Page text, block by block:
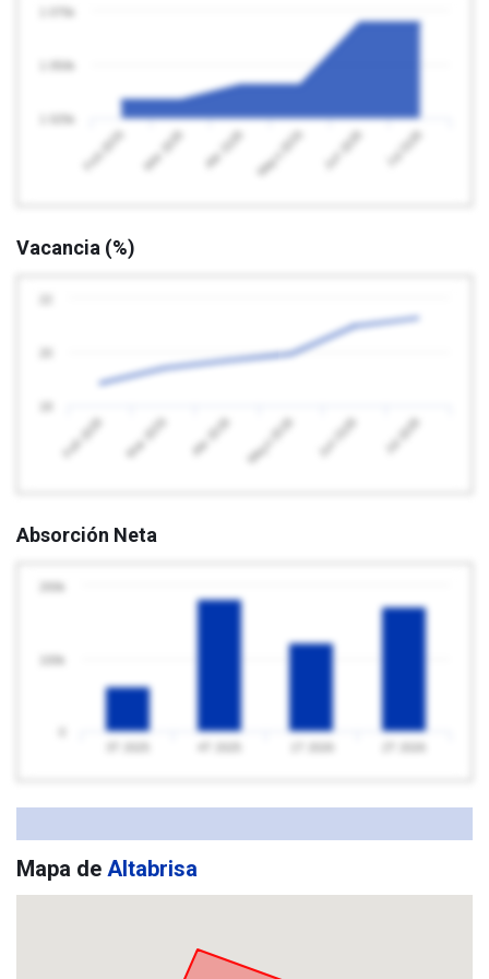
Feb 2026 Mar 2026 Abr 2026 Mayo 2026 Jun 2026 Jul 2026
Vacancia (%)
Feb 2026 Mar 2026 Abr 2026 Mayo 2026 Jun 2026 Jul 2026
Absorción Neta
Mapa de Altabrisa